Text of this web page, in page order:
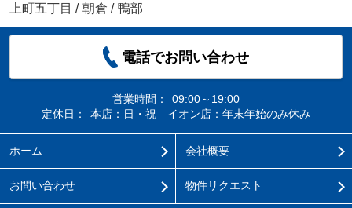
上町五丁目 / 朝倉 / 鴨部
電話でお問い合わせ
営業時間：
09:00～19:00
定休日：
本店：日・祝 イオン店：年末年始のみ休み
ホーム 会社概要
お問い合わせ 物件リクエスト